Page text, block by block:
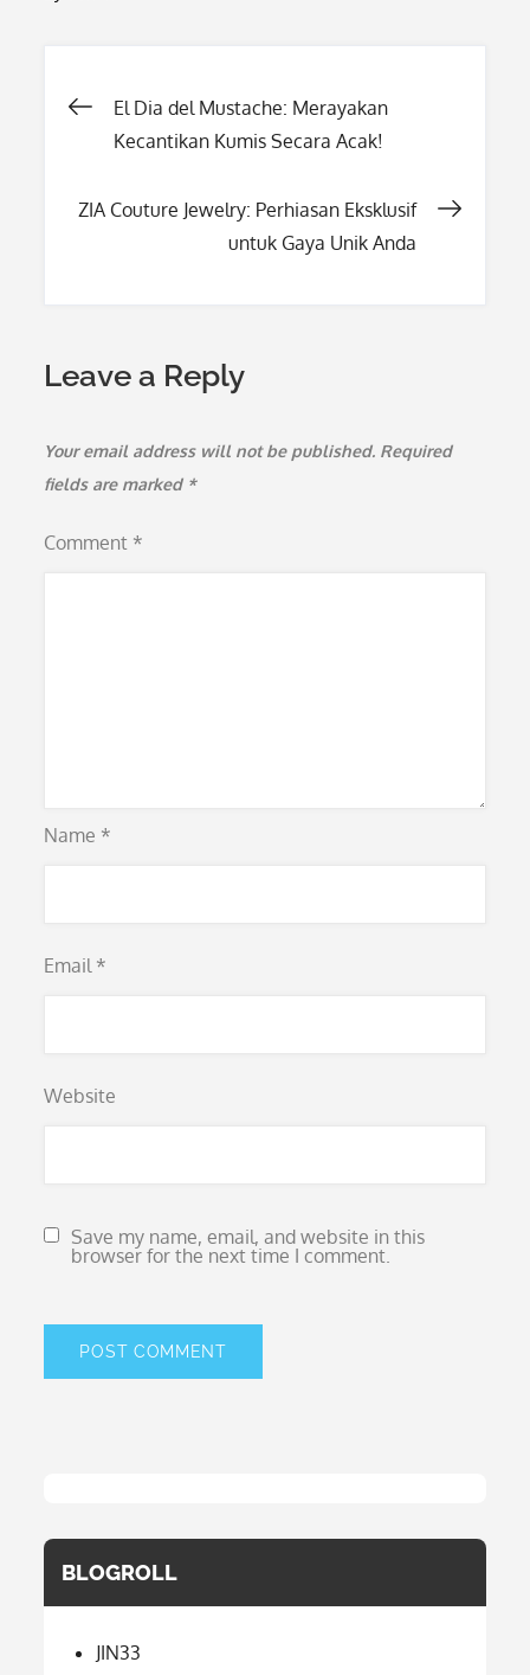
Post
El Dia del Mustache: Merayakan
Kecantikan Kumis Secara Acak!
ZIA Couture Jewelry: Perhiasan Eksklusif
untuk Gaya Unik Anda
Leave a Reply
Your email address will not be published. Required
fields are marked *
Comment *
Name *
Email *
Website
Save my name, email, and website in this
browser for the next time I comment.
BLOGROLL
JIN33